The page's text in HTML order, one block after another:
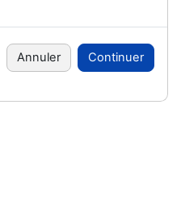
Annuler Continuer